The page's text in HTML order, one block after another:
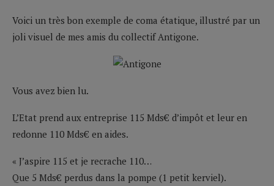
Voici un très bon exemple de coma étatique, illustré par un
joli visuel de mes amis du collectif Antigone.
Vous avez bien lu.
L’Etat prend aux entreprise 115 Mds€ d’impôt et leur en
redonne 110 Mds€ en aides.
« J’aspire 115 et je recrache 110…
Que 5 Mds€ perdus dans la pompe (1 petit kerviel).